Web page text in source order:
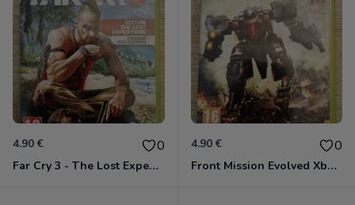
4.90 € 0
Far Cry 3 - The Lost Expeditions - Edition Spéciale Xbox 360
4.90 € 0
Front Mission Evolved Xbox 360